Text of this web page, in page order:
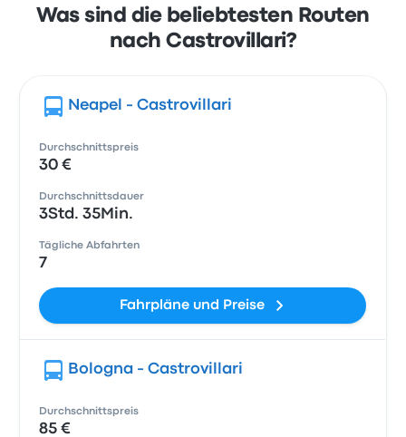
Was sind die beliebtesten Routen
nach Castrovillari?
Neapel - Castrovillari
Durchschnittspreis
30 €
Durchschnittsdauer
3Std. 35Min.
Tägliche Abfahrten
7
Fahrpläne und Preise
Bologna - Castrovillari
Durchschnittspreis
85 €